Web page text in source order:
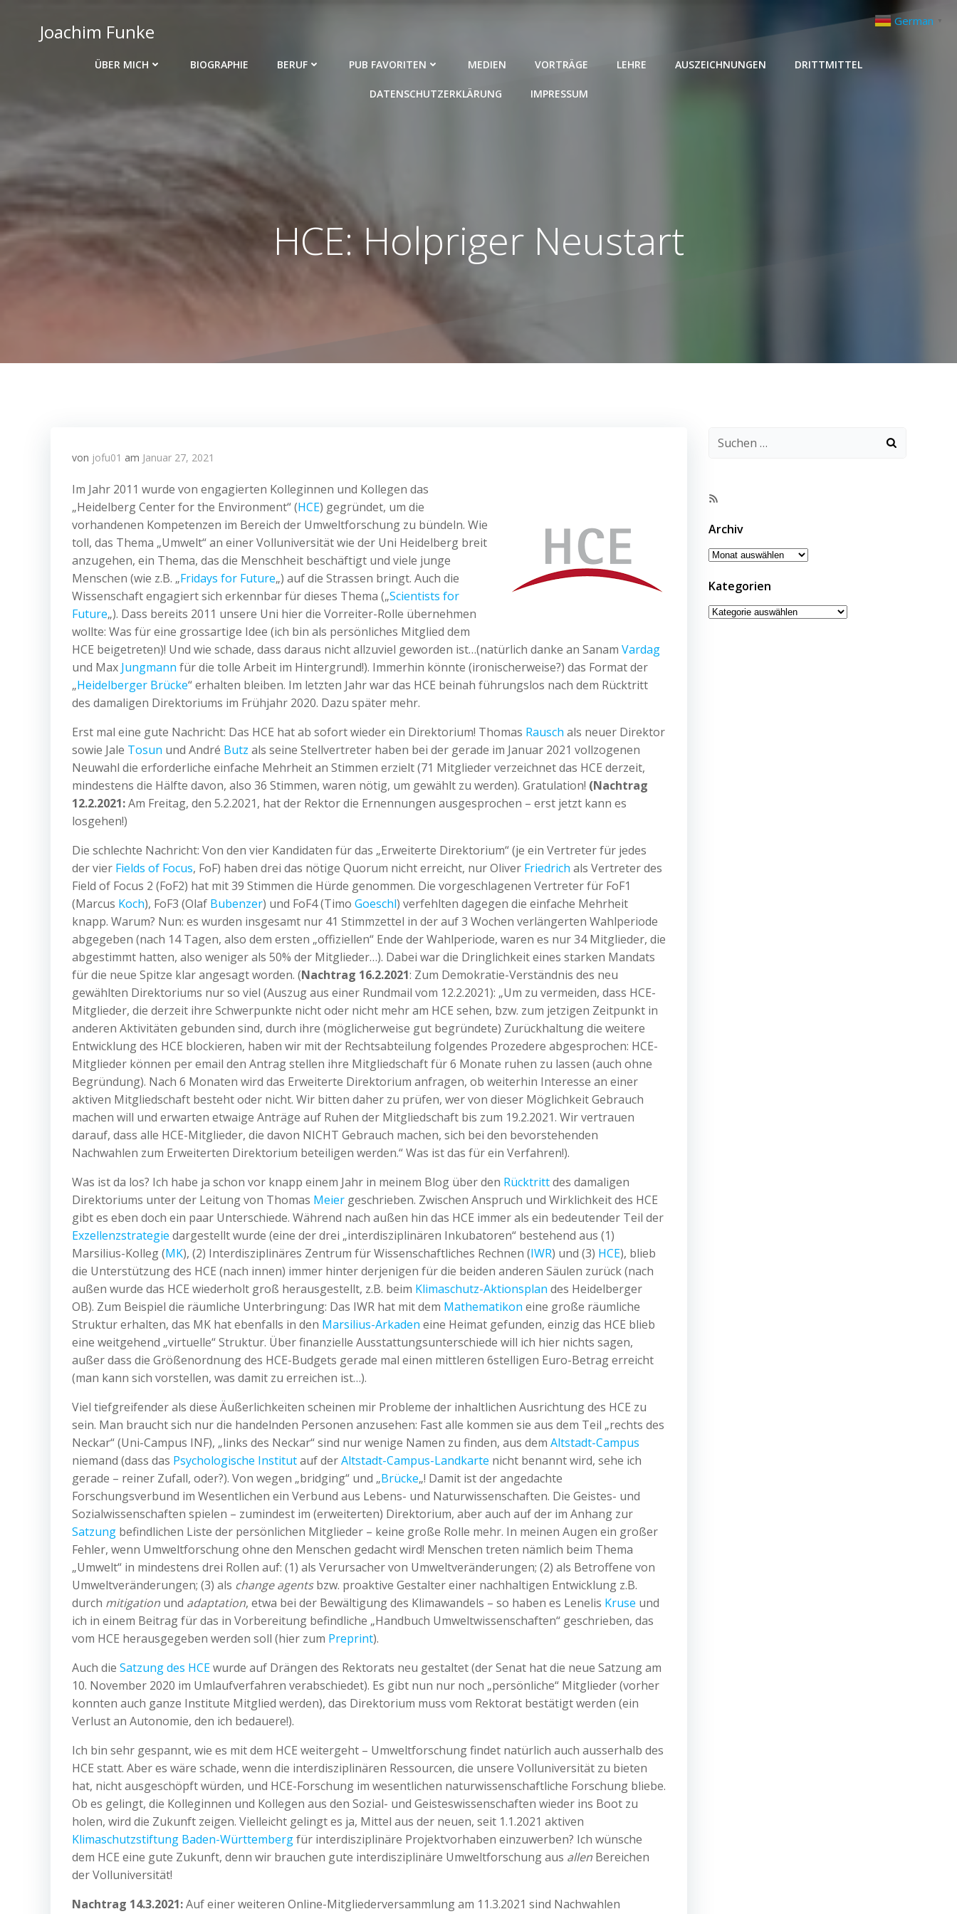
springenJoachim Funke
ÜBER MICH BIOGRAPHIE BERUF PUB FAVORITEN MEDIEN VORTRÄGE LEHRE AUSZEICHNUNGEN DRITTMITTEL
DATENSCHUTZERKLÄRUNG IMPRESSUM
HCE: Holpriger Neustart
von jofu01 am Januar 27, 2021
Im Jahr 2011 wurde von engagierten Kolleginnen und Kollegen das
„Heidelberg Center for the Environment“ (HCE) gegründet, um die
vorhandenen Kompetenzen im Bereich der Umweltforschung zu bündeln. Wie
toll, das Thema „Umwelt“ an einer Volluniversität wie der Uni Heidelberg breit
anzugehen, ein Thema, das die Menschheit beschäftigt und viele junge
Menschen (wie z.B. „Fridays for Future„) auf die Strassen bringt. Auch die
Wissenschaft engagiert sich erkennbar für dieses Thema („Scientists for
Future„). Dass bereits 2011 unsere Uni hier die Vorreiter-Rolle übernehmen
wollte: Was für eine grossartige Idee (ich bin als persönliches Mitglied dem
HCE beigetreten)! Und wie schade, dass daraus nicht allzuviel geworden ist…(natürlich danke an Sanam Vardag
und Max Jungmann für die tolle Arbeit im Hintergrund!). Immerhin könnte (ironischerweise?) das Format der
„Heidelberger Brücke“ erhalten bleiben. Im letzten Jahr war das HCE beinah führungslos nach dem Rücktritt
des damaligen Direktoriums im Frühjahr 2020. Dazu später mehr.
Erst mal eine gute Nachricht: Das HCE hat ab sofort wieder ein Direktorium! Thomas Rausch als neuer Direktor
sowie Jale Tosun und André Butz als seine Stellvertreter haben bei der gerade im Januar 2021 vollzogenen
Neuwahl die erforderliche einfache Mehrheit an Stimmen erzielt (71 Mitglieder verzeichnet das HCE derzeit,
mindestens die Hälfte davon, also 36 Stimmen, waren nötig, um gewählt zu werden). Gratulation! (Nachtrag
12.2.2021:Am Freitag, den 5.2.2021, hat der Rektor die Ernennungen ausgesprochen – erst jetzt kann es
losgehen!)
Die schlechte Nachricht: Von den vier Kandidaten für das „Erweiterte Direktorium“ (je ein Vertreter für jedes
der vier Fields of Focus, FoF) haben drei das nötige Quorum nicht erreicht, nur Oliver Friedrich als Vertreter des
Field of Focus 2 (FoF2) hat mit 39 Stimmen die Hürde genommen. Die vorgeschlagenen Vertreter für FoF1
(Marcus Koch), FoF3 (Olaf Bubenzer) und FoF4 (Timo Goeschl) verfehlten dagegen die einfache Mehrheit
knapp. Warum? Nun: es wurden insgesamt nur 41 Stimmzettel in der auf 3 Wochen verlängerten Wahlperiode
abgegeben (nach 14 Tagen, also dem ersten „offiziellen“ Ende der Wahlperiode, waren es nur 34 Mitglieder, die
abgestimmt hatten, also weniger als 50% der Mitglieder…). Dabei war die Dringlichkeit eines starken Mandats
für die neue Spitze klar angesagt worden. (Nachtrag 16.2.2021: Zum Demokratie-Verständnis des neu
gewählten Direktoriums nur so viel (Auszug aus einer Rundmail vom 12.2.2021): „Um zu vermeiden, dass HCE-
Mitglieder, die derzeit ihre Schwerpunkte nicht oder nicht mehr am HCE sehen, bzw. zum jetzigen Zeitpunkt in
anderen Aktivitäten gebunden sind, durch ihre (möglicherweise gut begründete) Zurückhaltung die weitere
Entwicklung des HCE blockieren, haben wir mit der Rechtsabteilung folgendes Prozedere abgesprochen: HCE-
Mitglieder können per email den Antrag stellen ihre Mitgliedschaft für 6 Monate ruhen zu lassen (auch ohne
Begründung). Nach 6 Monaten wird das Erweiterte Direktorium anfragen, ob weiterhin Interesse an einer
aktiven Mitgliedschaft besteht oder nicht. Wir bitten daher zu prüfen, wer von dieser Möglichkeit Gebrauch
machen will und erwarten etwaige Anträge auf Ruhen der Mitgliedschaft bis zum 19.2.2021. Wir vertrauen
darauf, dass alle HCE-Mitglieder, die davon NICHT Gebrauch machen, sich bei den bevorstehenden
Nachwahlen zum Erweiterten Direktorium beteiligen werden.“ Was ist das für ein Verfahren!).
Was ist da los? Ich habe ja schon vor knapp einem Jahr in meinem Blog über den Rücktrittdes damaligen
Direktoriums unter der Leitung von Thomas Meier geschrieben. Zwischen Anspruch und Wirklichkeit des HCE
gibt es eben doch ein paar Unterschiede. Während nach außen hin das HCE immer als ein bedeutender Teil der
Exzellenzstrategie dargestellt wurde (eine der drei „interdisziplinären Inkubatoren“ bestehend aus (1)
Marsilius-Kolleg (MK), (2) Interdisziplinäres Zentrum für Wissenschaftliches Rechnen (IWR) und (3) HCE), blieb
die Unterstützung des HCE (nach innen) immer hinter derjenigen für die beiden anderen Säulen zurück (nach
außen wurde das HCE wiederholt groß herausgestellt, z.B. beim Klimaschutz-Aktionsplan des Heidelberger
OB). Zum Beispiel die räumliche Unterbringung: Das IWR hat mit dem Mathematikon eine große räumliche
Struktur erhalten, das MK hat ebenfalls in den Marsilius-Arkaden eine Heimat gefunden, einzig das HCE blieb
eine weitgehend „virtuelle“ Struktur. Über finanzielle Ausstattungsunterschiede will ich hier nichts sagen,
außer dass die Größenordnung des HCE-Budgets gerade mal einen mittleren 6stelligen Euro-Betrag erreicht
(man kann sich vorstellen, was damit zu erreichen ist…).
Viel tiefgreifender als diese Äußerlichkeiten scheinen mir Probleme der inhaltlichen Ausrichtung des HCE zu
sein. Man braucht sich nur die handelnden Personen anzusehen: Fast alle kommen sie aus dem Teil „rechts des
Neckar“ (Uni-Campus INF), „links des Neckar“ sind nur wenige Namen zu finden, aus dem Altstadt-Campus
niemand (dass das Psychologische Institutauf derAltstadt-Campus-Landkarte nicht benannt wird, sehe ich
gerade – reiner Zufall, oder?). Von wegen „bridging“ und „Brücke„! Damit ist der angedachte
Forschungsverbund im Wesentlichen ein Verbund aus Lebens- und Naturwissenschaften. Die Geistes- und
Sozialwissenschaften spielen – zumindest im (erweiterten) Direktorium, aber auch auf der im Anhang zur
Satzung befindlichen Liste der persönlichen Mitglieder – keine große Rolle mehr. In meinen Augen ein großer
Fehler, wenn Umweltforschung ohne den Menschen gedacht wird! Menschen treten nämlich beim Thema
„Umwelt“ in mindestens drei Rollen auf: (1) als Verursacher von Umweltveränderungen; (2) als Betroffene von
Umweltveränderungen; (3) als change agentsbzw. proaktive Gestalter einer nachhaltigen Entwicklung z.B.
durch mitigation und adaptation, etwa bei der Bewältigung des Klimawandels – so haben es Lenelis Kruse und
ich in einem Beitrag für das in Vorbereitung befindliche „Handbuch Umweltwissenschaften“ geschrieben, das
vom HCE herausgegeben werden soll (hier zum Preprint).
Auch die Satzung des HCEwurde auf Drängen des Rektorats neu gestaltet (der Senat hat die neue Satzung am
10. November 2020 im Umlaufverfahren verabschiedet). Es gibt nun nur noch „persönliche“ Mitglieder (vorher
konnten auch ganze Institute Mitglied werden), das Direktorium muss vom Rektorat bestätigt werden (ein
Verlust an Autonomie, den ich bedauere!).
Ich bin sehr gespannt, wie es mit dem HCE weitergeht – Umweltforschung findet natürlich auch ausserhalb des
HCE statt. Aber es wäre schade, wenn die interdisziplinären Ressourcen, die unsere Volluniversität zu bieten
hat, nicht ausgeschöpft würden, und HCE-Forschung im wesentlichen naturwissenschaftliche Forschung bliebe.
Ob es gelingt, die Kolleginnen und Kollegen aus den Sozial- und Geisteswissenschaften wieder ins Boot zu
holen, wird die Zukunft zeigen. Vielleicht gelingt es ja, Mittel aus der neuen, seit 1.1.2021 aktiven
Klimaschutzstiftung Baden-Württembergfür interdisziplinäre Projektvorhaben einzuwerben? Ich wünsche
dem HCE eine gute Zukunft, denn wir brauchen gute interdisziplinäre Umweltforschung aus allen Bereichen
der Volluniversität!
Nachtrag 14.3.2021:Auf einer weiteren Online-Mitgliederversammlung am 11.3.2021 sind Nachwahlen
RSS-
Archiv
Archiv
Kategorien
Kategorien
German